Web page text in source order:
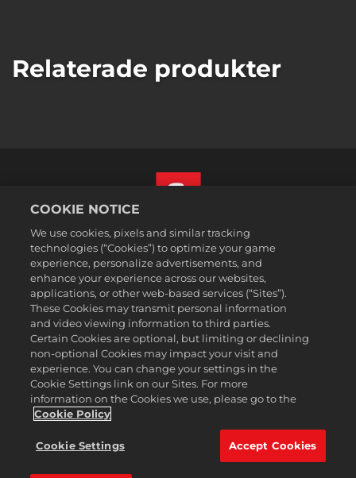
Relaterade produkter
Juridisk information
Integritetspolicy
Cookiepolicy
Support
Sälj eller dela inte mina personuppgifter
Order Lookup & Refunds
2K Ad Partners
©2016-2026 Take-Two Interactive Software Inc. 2K, Firaxis Games,
Civilization, and their respective logos are trademarks of Take-Two
Interactive Software, Inc. All rights reserved.
Alla varumärken som nämns här tillhör respektive ägare.
Svenska
COOKIE NOTICE
We use cookies, pixels and similar tracking
technologies (“Cookies”) to optimize your game
experience, personalize advertisements, and
enhance your experience across our websites,
applications, or other web-based services (“Sites”).
These Cookies may transmit personal information
and video viewing information to third parties.
Certain Cookies are optional, but limiting or declining
non-optional Cookies may impact your visit and
experience. You can change your settings in the
Cookie Settings link on our Sites. For more
information on the Cookies we use, please go to the
Cookie Policy
Cookie Settings Accept Cookies